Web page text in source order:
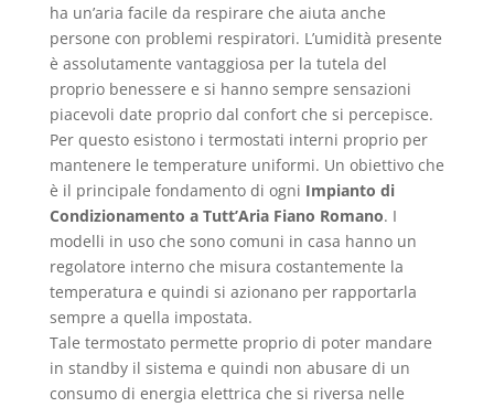
ha un’aria facile da respirare che aiuta anche
persone con problemi respiratori. L’umidità presente
è assolutamente vantaggiosa per la tutela del
proprio benessere e si hanno sempre sensazioni
piacevoli date proprio dal confort che si percepisce.
Per questo esistono i termostati interni proprio per
mantenere le temperature uniformi. Un obiettivo che
è il principale fondamento di ogni Impianto di
Condizionamento a Tutt’Aria Fiano Romano. I
modelli in uso che sono comuni in casa hanno un
regolatore interno che misura costantemente la
temperatura e quindi si azionano per rapportarla
sempre a quella impostata.
Tale termostato permette proprio di poter mandare
in standby il sistema e quindi non abusare di un
consumo di energia elettrica che si riversa nelle